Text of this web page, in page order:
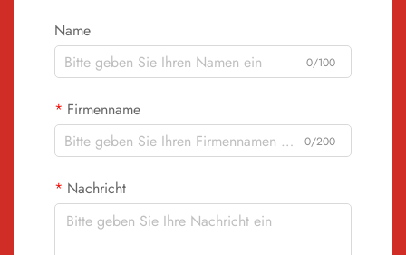
Name
0/100
Firmenname
0/200
Nachricht